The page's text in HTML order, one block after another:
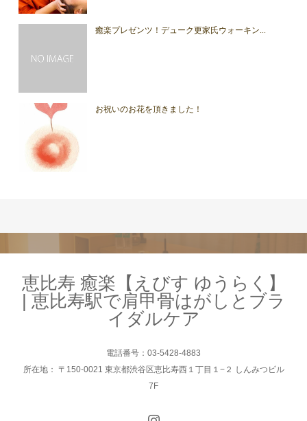
癒楽プレゼンツ！デューク更家氏ウォーキン...
お祝いのお花を頂きました！
恵比寿 癒楽【えびす ゆうらく】
| 恵比寿駅で肩甲骨はがしとブラ
イダルケア
電話番号：03-5428-4883
所在地： 〒150-0021 東京都渋谷区恵比寿西１丁目１−２ しんみつビル
7F